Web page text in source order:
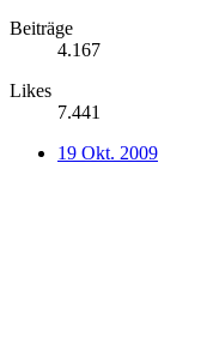
Beiträge
4.167
Likes
7.441
19 Okt. 2009